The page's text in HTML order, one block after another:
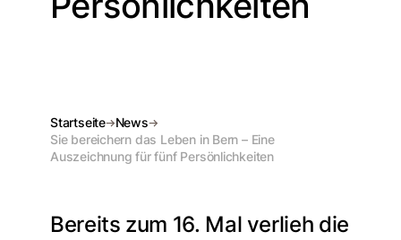
Startseite
News
Sie bereichern das Leben in Bern – Eine
Auszeichnung für fünf Persönlichkeiten
Bereits zum 16. Mal verlieh die